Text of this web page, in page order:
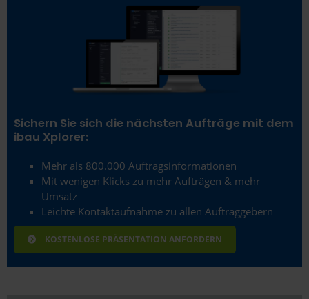
Sichern Sie sich die nächsten Aufträge mit dem
ibau Xplorer:
Mehr als 800.000 Auftragsinformationen
Mit wenigen Klicks zu mehr Aufträgen & mehr
Umsatz
Leichte Kontaktaufnahme zu allen Auftraggebern
KOSTENLOSE PRÄSENTATION ANFORDERN